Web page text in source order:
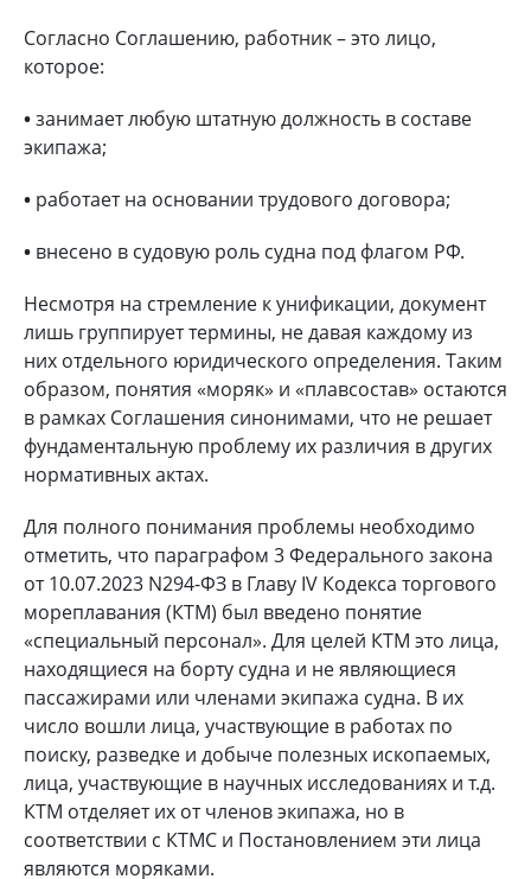
Согласно Соглашению, работник – это лицо,
которое:
•занимает любую штатную должность в составе
экипажа;
• работает на основании трудового договора;
• внесено в судовую роль судна под флагом РФ.
Несмотря на стремление к унификации, документ
лишь группирует термины, не давая каждому из
них отдельного юридического определения. Таким
образом, понятия «моряк» и «плавсостав» остаются
в рамках Соглашения синонимами, что не решает
фундаментальную проблему их различия в других
нормативных актах.
Для полного понимания проблемы необходимо
отметить, что параграфом 3 Федерального закона
от 10.07.2023 N294-ФЗ в Главу IV Кодекса торгового
мореплавания (КТМ) был введено понятие
«специальный персонал». Для целей КТМ это лица,
находящиеся на борту судна и не являющиеся
пассажирами или членами экипажа судна. В их
число вошли лица, участвующие в работах по
поиску, разведке и добыче полезных ископаемых,
лица, участвующие в научных исследованиях и т.д.
КТМ отделяет их от членов экипажа, но в
соответствии с КТМС и Постановлением эти лица
являются моряками.